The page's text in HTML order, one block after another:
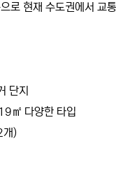
로 현재 수도권에서 교
단지
다양한 타입
개)